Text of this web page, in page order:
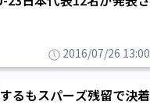
2016/07/26 13:00
るもスパーズ残留で決着